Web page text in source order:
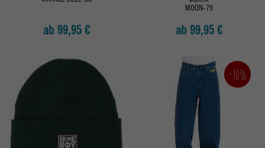
ab 99,95 €
MOON-79
ab 99,95 €
-30%